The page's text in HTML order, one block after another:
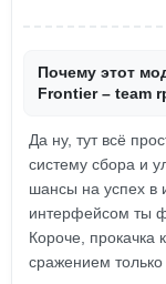
Почему этот
Frontier – team
Да ну, тут всё
систему сбора и
шансы на успех в
интерфейсом ты
Короче, прокачка
сражением